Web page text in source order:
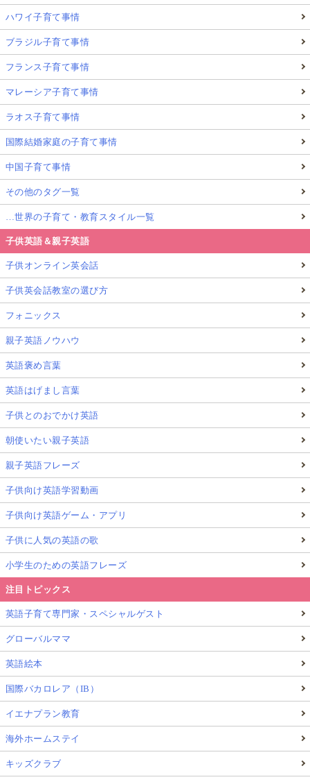
ハワイ子育て事情
ブラジル子育て事情
フランス子育て事情
マレーシア子育て事情
ラオス子育て事情
国際結婚家庭の子育て事情
中国子育て事情
その他のタグ一覧
…世界の子育て・教育スタイル一覧
子供英語＆親子英語
子供オンライン英会話
子供英会話教室の選び方
フォニックス
親子英語ノウハウ
英語褒め言葉
英語はげまし言葉
子供とのおでかけ英語
朝使いたい親子英語
親子英語フレーズ
子供向け英語学習動画
子供向け英語ゲーム・アプリ
子供に人気の英語の歌
小学生のための英語フレーズ
注目トピックス
英語子育て専門家・スペシャルゲスト
グローバルママ
英語絵本
国際バカロレア（IB）
イエナプラン教育
海外ホームステイ
キッズクラブ